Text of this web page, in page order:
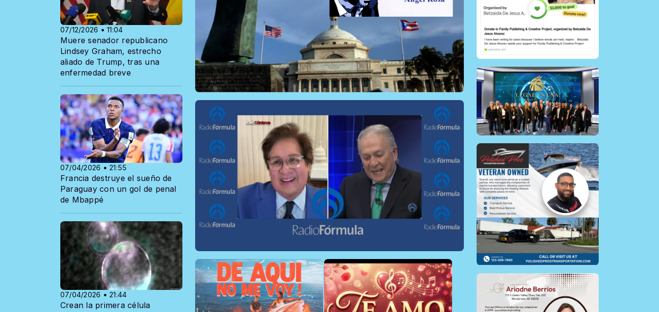
07/12/2026 • 11:04
Muere senador republicano
Lindsey Graham, estrecho
aliado de Trump, tras una
enfermedad breve
07/04/2026 • 21:55
Francia destruye el sueño de
Paraguay con un gol de penal
de Mbappé
07/04/2026 • 21:44
Crean la primera célula